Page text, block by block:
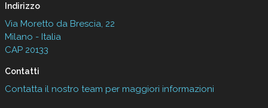
Indirizzo
Via Moretto da Brescia, 22
Milano - Italia
CAP 20133
Contatti
Contatta il nostro team per maggiori informazioni